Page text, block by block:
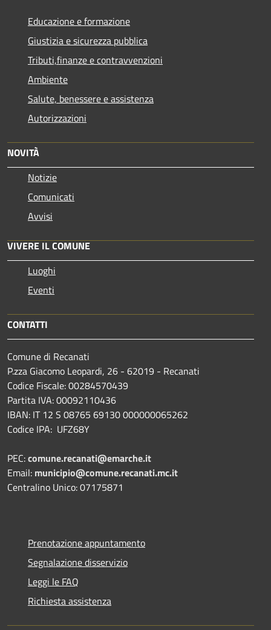
Educazione e formazione
Giustizia e sicurezza pubblica
Tributi,finanze e contravvenzioni
Ambiente
Salute, benessere e assistenza
Autorizzazioni
NOVITÀ
Notizie
Comunicati
Avvisi
VIVERE IL COMUNE
Luoghi
Eventi
CONTATTI
Comune di Recanati
P.zza Giacomo Leopardi, 26 - 62019 - Recanati
Codice Fiscale: 00284570439
Partita IVA: 00092110436
IBAN: IT 12 S 08765 69130 000000065262
Codice IPA: UFZ68Y
PEC:comune.recanati@emarche.it
Email: municipio@comune.recanati.mc.it
Centralino Unico: 07175871
Prenotazione appuntamento
Segnalazione disservizio
Leggi le FAQ
Richiesta assistenza